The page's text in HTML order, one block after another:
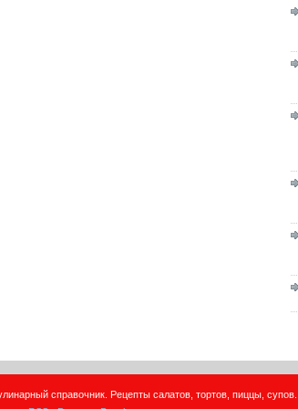
справочник. Рецепты салатов, тортов, пиццы, супов...